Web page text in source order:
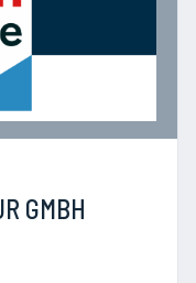
GMBH